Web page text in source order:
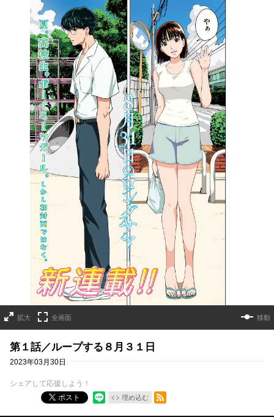
拡大 全画面 移動
第１話／ループする８月３１日
2023年03月30日
シェアして応援しよう！
ポスト
埋め込む
RSSフィード